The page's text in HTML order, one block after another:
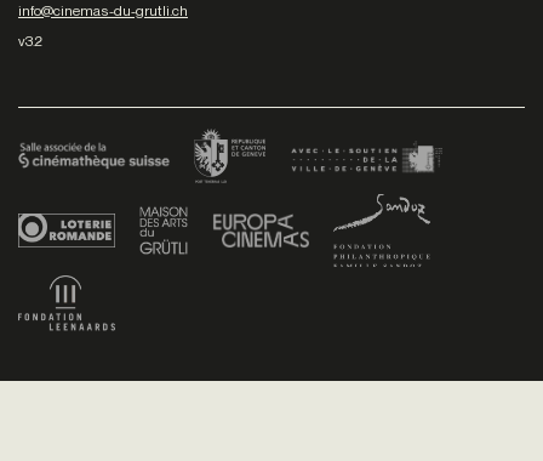
info@cinemas-du-grutli.ch
v3.2